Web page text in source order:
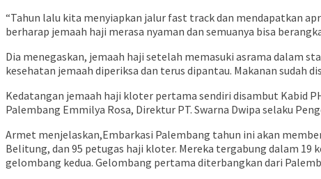
“Tahun lalu kita menyiapkan jalur fast track dan mendapatkan
berharap jemaah haji merasa nyaman dan semuanya bisa
Dia menegaskan, jemaah haji setelah memasuki asrama dalam
kesehatan jemaah diperiksa dan terus dipantau. Makanan sudah
Kedatangan jemaah haji kloter pertama sendiri disambut Kabid
Palembang Emmilya Rosa, Direktur PT. Swarna Dwipa selaku
Armet menjelaskan,Embarkasi Palembang tahun ini akan
Belitung, dan 95 petugas haji kloter. Mereka tergabung dalam
gelombang kedua. Gelombang pertama diterbangkan dari